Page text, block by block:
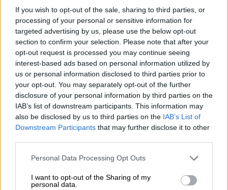
If you wish to opt-out of the sale, sharing to third parties, or
processing of your personal or sensitive information for
targeted advertising by us, please use the below opt-out
section to confirm your selection. Please note that after your
opt-out request is processed you may continue seeing
interest-based ads based on personal information utilized by
us or personal information disclosed to third parties prior to
your opt-out. You may separately opt-out of the further
disclosure of your personal information by third parties on the
IAB’s list of downstream participants. This information may
also be disclosed by us to third parties on the IAB’s List of
Downstream Participants that may further disclose it to other
Please note that this website/app uses one or more Google
not limited to your visit or usage behaviour. You may click to
grant or deny consent to Google and its third-party tags to
Personal Data Processing Opt Outs
I want to opt-out of the Sharing of my
personal data.
ΤοTuareg 660είναι το τρίτο μέλος της
οικογένειας των 660 της Aprilia, όμως στην
πραγματικότητασχεδιάστηκε ταυτόχρονα
και παράλληλα με τα “αδέρφια” του Tuono
660 και RS 660.Αυτή η μικρή λεπτομέρεια
έχει τεράστια σημασία για την
προσωπικότητα και τις δυνατότητες του
νέου Tuareg 660, διότιτα μηχανικά του μέρη
έχουν σχεδιαστεί για να ανταποκρίνονται
στις απαιτήσεις του πολυδιάστατου
χαρακτήρα μιας on-off και δεν έχει γίνει εκ
των υστέρων προσαρμογή τους όπως
συνηθίζεται σε αυτή την κατηγορία
κυβισμού.